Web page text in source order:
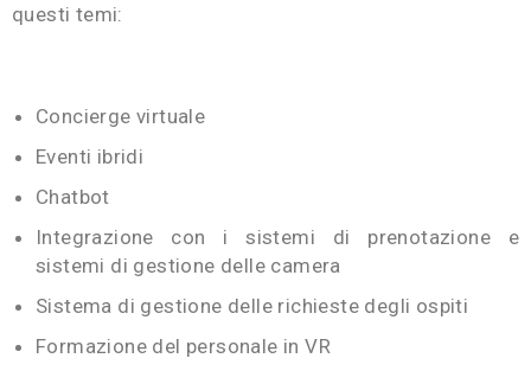
questi temi:
Concierge virtuale
Eventi ibridi
Chatbot
Integrazione con i sistemi di prenotazione e
sistemi di gestione delle camera
Sistema di gestione delle richieste degli ospiti
Formazione del personale in VR